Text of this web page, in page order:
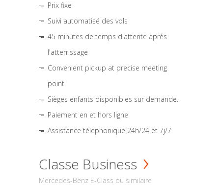
Prix fixe
Suivi automatisé des vols
45 minutes de temps d'attente après
l'atterrissage
Convenient pickup at precise meeting
point
Sièges enfants disponibles sur demande.
Paiement en et hors ligne
Assistance téléphonique 24h/24 et 7j/7
Classe Business
Mercedes-Benz E-Class ou similaire